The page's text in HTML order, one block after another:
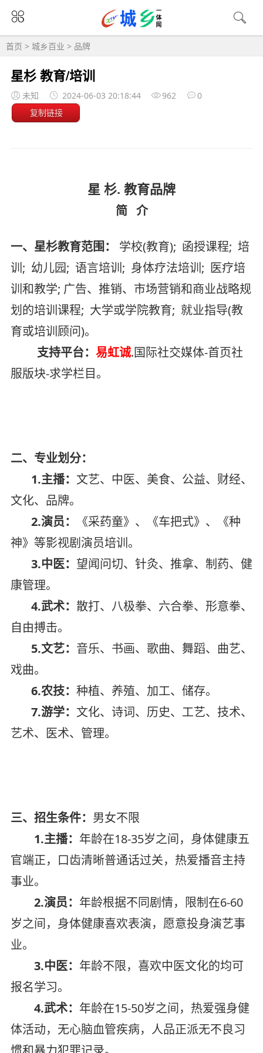
首页 > 城乡百业 > 品牌
星杉 教育/培训
未知 2024-06-03 20:18:44 962 0
复制链接
星 杉. 教育品牌
简 介
一、星杉教育范围：
学校(教育); 函授课程; 培
训; 幼儿园; 语言培训; 身体疗法培训; 医疗培
训和教学; 广告、推销、市场营销和商业战略规
划的培训课程; 大学或学院教育; 就业指导(教
育或培训顾问)。
支持平台： 易虹诚.国际社交媒体-首页社
服版块-求学栏目。
二、专业划分：
1.主播： 文艺、中医、美食、公益、财经、
文化、品牌。
2.演员：
《采药童》、《车把式》、《种
神》等影视剧演员培训。
3.中医： 望闻问切、针灸、推拿、制药、健
康管理。
4.武术： 散打、八极拳、六合拳、形意拳、
自由搏击。
5.文艺： 音乐、书画、歌曲、舞蹈、曲艺、
戏曲。
6.农技： 种植、养殖、加工、储存。
7.游学： 文化、诗词、历史、工艺、技术、
艺术、医术、管理。
三、招生条件： 男女不限
1.主播： 年龄在18-35岁之间，身体健康五
官端正，口齿清晰普通话过关，热爱播音主持
事业。
2.演员： 年龄根据不同剧情，限制在6-60
岁之间，身体健康喜欢表演，愿意投身演艺事
业。
3.中医： 年龄不限，喜欢中医文化的均可
报名学习。
4.武术： 年龄在15-50岁之间，热爱强身健
体活动，无心脑血管疾病，人品正派无不良习